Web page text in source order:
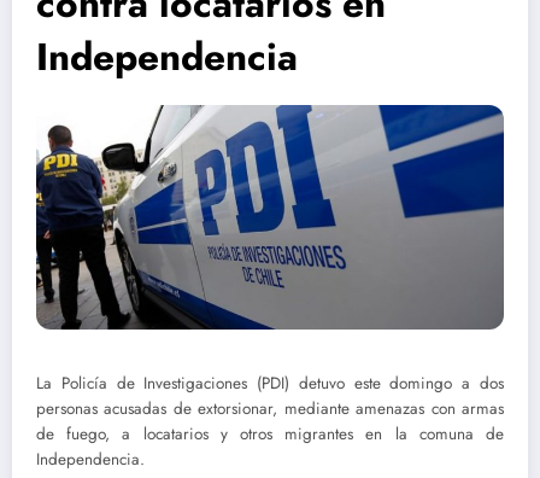
Independencia
La Policía de Investigaciones (PDI) detuvo este domingo a dos
personas acusadas de extorsionar, mediante amenazas con armas
de fuego, a locatarios y otros migrantes en la comuna de
Independencia.